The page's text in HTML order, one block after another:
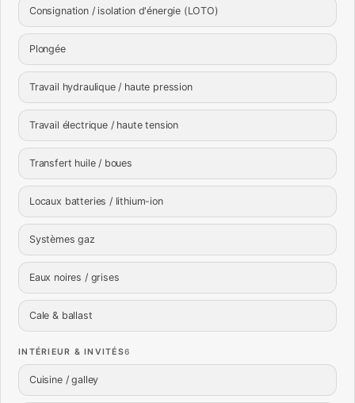
Consignation / isolation d'énergie (LOTO)
Plongée
Travail hydraulique / haute pression
Travail électrique / haute tension
Transfert huile / boues
Locaux batteries / lithium-ion
Systèmes gaz
Eaux noires / grises
Cale & ballast
INTÉRIEUR & INVITÉS6
Cuisine / galley